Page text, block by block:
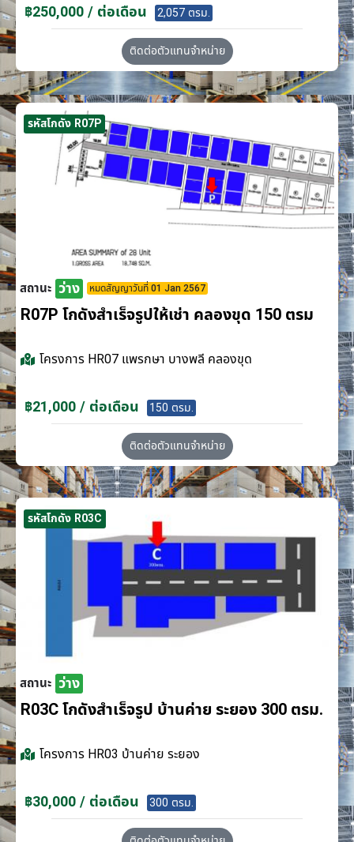
฿250,000 / ต่อเดือน 2,057 ตรม.
ติดต่อตัวแทนจำหน่าย
รหัสโกดัง R07P
สถานะ ว่าง หมดสัญญาวันที่ 01 Jan 2567
R07P โกดังสำเร็จรูปให้เช่า คลองขุด 150 ตรม
โครงการ HR07 แพรกษา บางพลี คลองขุด
฿21,000 / ต่อเดือน 150 ตรม.
ติดต่อตัวแทนจำหน่าย
รหัสโกดัง R03C
สถานะ ว่าง
R03C โกดังสำเร็จรูป บ้านค่าย ระยอง 300 ตรม.
โครงการ HR03 บ้านค่าย ระยอง
฿30,000 / ต่อเดือน 300 ตรม.